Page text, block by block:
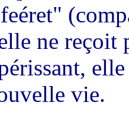
ne
vie.